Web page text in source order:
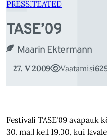
PRESSITEATED
TASE’09
Maarin Ektermann
27. V 2009 Vaatamisi
Festivali TASE’09 avapauk
30. mail kell 19.00, kui